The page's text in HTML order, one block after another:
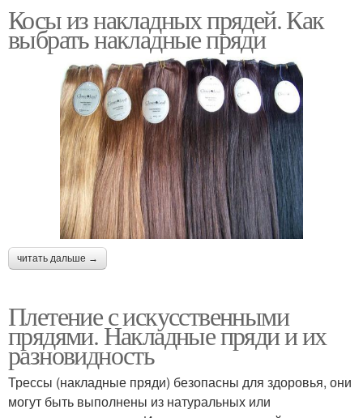
Косы из накладных прядей. Как
выбрать накладные пряди
читать дальше →
Плетение с искусственными
прядями. Накладные пряди и их
разновидность
Трессы (накладные пряди) безопасны для здоровья, они
могут быть выполнены из натуральных или